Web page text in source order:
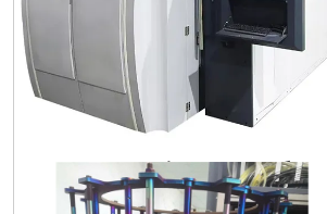
Поставщик услуг по нанесению P